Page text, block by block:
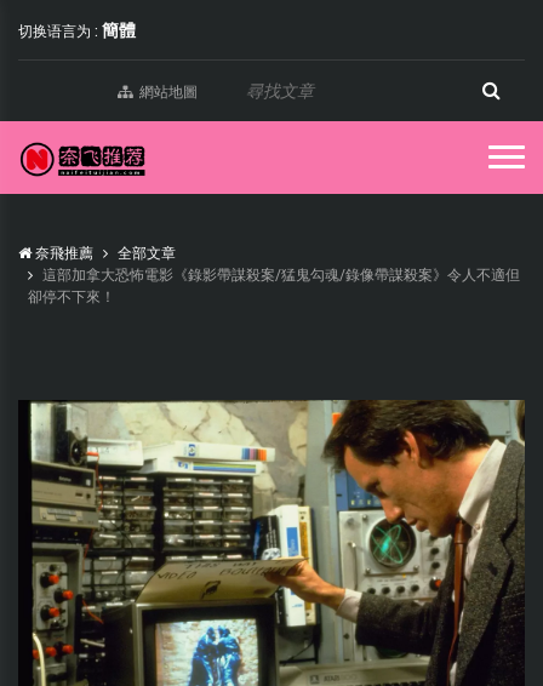
切换语言为 : 簡體
網站地圖
奈飛推薦
全部文章
這部加拿大恐怖電影《錄影帶謀殺案/猛鬼勾魂/錄像帶謀殺案》令人不適但
卻停不下來！